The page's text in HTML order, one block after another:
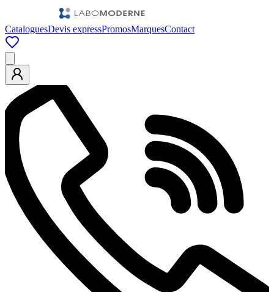
CataloguesDevis expressPromosMarquesContact